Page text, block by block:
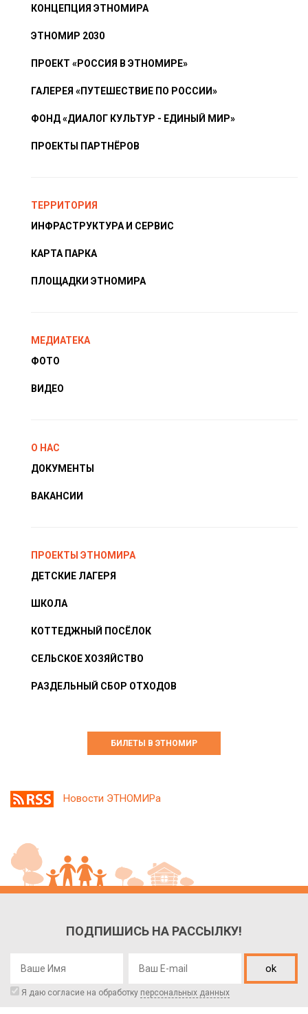
КОНЦЕПЦИЯ ЭТНОМИРА
ЭТНОМИР 2030
ПРОЕКТ «РОССИЯ В ЭТНОМИРЕ»
ГАЛЕРЕЯ «ПУТЕШЕСТВИЕ ПО РОССИИ»
ФОНД «ДИАЛОГ КУЛЬТУР - ЕДИНЫЙ МИР»
ПРОЕКТЫ ПАРТНЁРОВ
ТЕРРИТОРИЯ
ИНФРАСТРУКТУРА И СЕРВИС
КАРТА ПАРКА
ПЛОЩАДКИ ЭТНОМИРА
МЕДИАТЕКА
ФОТО
ВИДЕО
О НАС
ДОКУМЕНТЫ
ВАКАНСИИ
ПРОЕКТЫ ЭТНОМИРА
ДЕТСКИЕ ЛАГЕРЯ
ШКОЛА
КОТТЕДЖНЫЙ ПОСЁЛОК
СЕЛЬСКОЕ ХОЗЯЙСТВО
РАЗДЕЛЬНЫЙ СБОР ОТХОДОВ
БИЛЕТЫ В ЭТНОМИР
Новости ЭТНОМИРа
ПОДПИШИСЬ НА РАССЫЛКУ!
ok
Я даю согласие на обработку персональных данных